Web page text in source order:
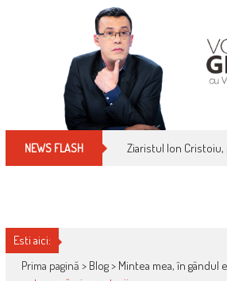
NEWS FLASH Ziaristul Ion
Esti aici:
Prima pagină > Blog> Mintea mea, în gândul